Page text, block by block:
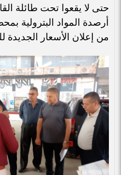
حتى لا يقعوا تحت طائلة
أرصدة المواد البترولية
من إعلان الأسعار الجديدة